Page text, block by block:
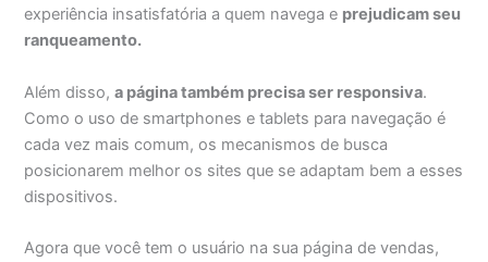
experiência insatisfatória a quem navega e prejudicam seu
ranqueamento.
Além disso,a página também precisa ser responsiva.
Como o uso de smartphones e tablets para navegação é
cada vez mais comum, os mecanismos de busca
posicionarem melhor os sites que se adaptam bem a esses
dispositivos.
Agora que você tem o usuário na sua página de vendas,